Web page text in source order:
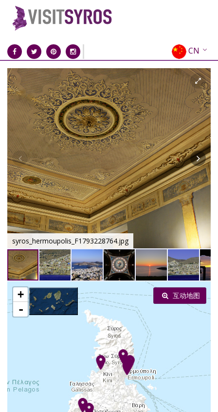
CN
EN
EL
FR
DE
IT
ES
RU
syros_hermoupolis_F1793228764.jpg
+
-
互动地图